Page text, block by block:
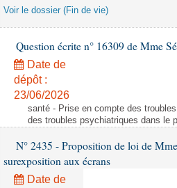
Voir le dossier (Fin de vie)
Question écrite n° 16309 de Mme
Date de
dépôt :
23/06/2026
santé - Prise en compte des
des troubles psychiatriques dans le
N° 2435 - Proposition de loi de
surexposition aux écrans
Date de